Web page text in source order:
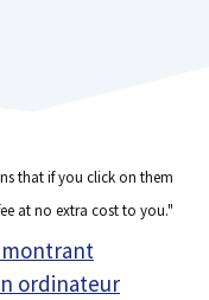
that if you click on them
at no extra cost to you."